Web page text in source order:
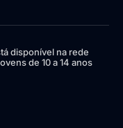
disponível na rede
de 10 a 14 anos